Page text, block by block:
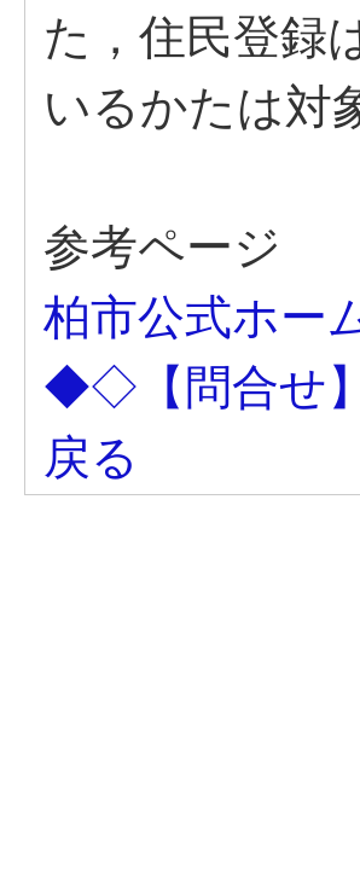
た，住民登録
いるかたは対
参考ページ
柏市公式ホー
◆◇【問合せ
戻る